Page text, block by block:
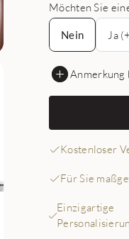
Möchten Sie
Nein
Nein
Ja
Anmerkung
Kostenloser
Für Sie
Einzigartige